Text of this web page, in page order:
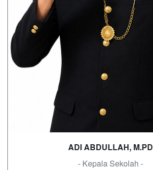
ADI ABDULLAH, M.PD
- Kepala Sekolah -